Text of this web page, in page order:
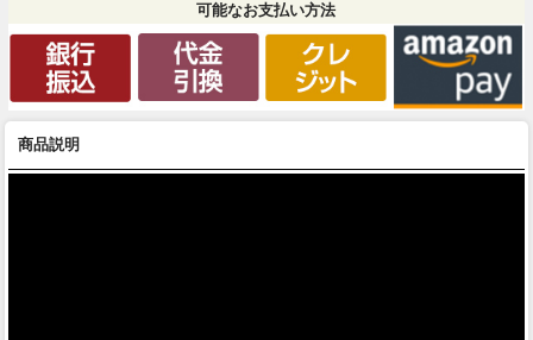
可能なお支払い方法
商品説明